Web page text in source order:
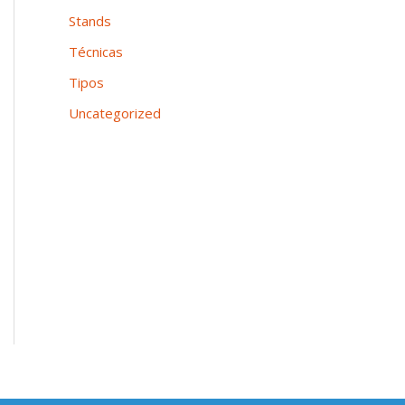
Stands
Técnicas
Tipos
Uncategorized